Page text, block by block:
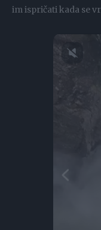
im ispričati kada se